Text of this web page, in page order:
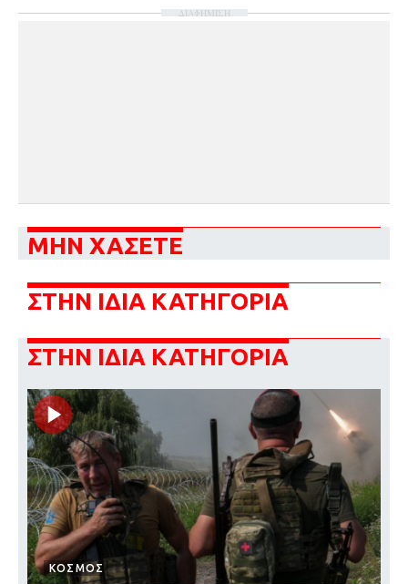
ΔΙΑΦΗΜΙΣΗ
ΜΗΝ ΧΑΣΕΤΕ
ΣΤΗΝ ΙΔΙΑ ΚΑΤΗΓΟΡΙΑ
ΣΤΗΝ ΙΔΙΑ ΚΑΤΗΓΟΡΙΑ
ΚΟΣΜΟΣ